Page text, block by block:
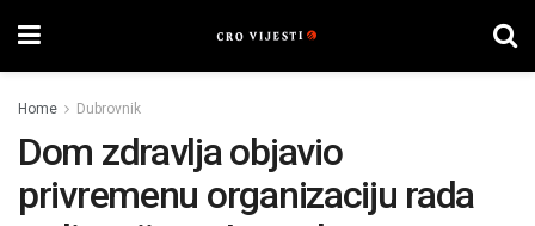
Home Dubrovnik
Dom zdravlja objavio
privremenu organizaciju rada